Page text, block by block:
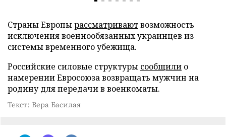
Страны Европырассматриваютвозможность
исключения военнообязанных украинцев из
системы временного убежища.
Российские силовые структуры сообщили о
намерении Евросоюза возвращать мужчин на
родину для передачи в военкоматы.
Текст: Вера Басилая